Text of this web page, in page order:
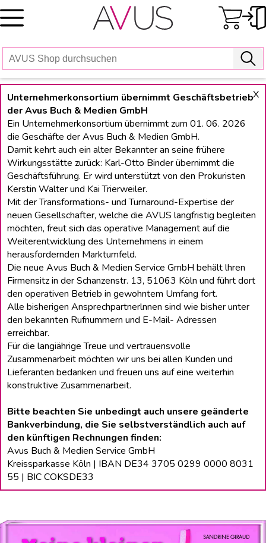
Skip
to
X
Unternehmerkonsortium übernimmt Geschäftsbetrieb
der Avus Buch & Medien GmbH
Ein Unternehmerkonsortium übernimmt zum 01. 06. 2026
die Geschäfte der Avus Buch & Medien GmbH.
Damit kehrt auch ein alter Bekannter an seine frühere
Wirkungsstätte zurück: Karl-Otto Binder übernimmt die
Geschäftsführung. Er wird unterstützt von den Prokuristen
Kerstin Walter und Kai Trierweiler.
Mit der Transformations- und Turnaround-Expertise der
neuen Gesellschafter, welche die AVUS langfristig begleiten
möchten, freut sich das operative Management auf die
Weiterentwicklung des Unternehmens in einem
herausfordernden Marktumfeld.
Die neue Avus Buch & Medien Service GmbH behält lhren
Firmensitz in der Schanzenstr. 13, 51063 Köln und führt dort
den operativen Betrieb in gewohntem Umfang fort.
Alle bisherigen Ansprechpartnerlnnen sind wie bisher unter
den bekannten Rufnummern und E-Mail- Adressen
erreichbar.
Für die langiährige Treue und vertrauensvolle
Zusammenarbeit möchten wir uns bei allen Kunden und
Lieferanten bedanken und freuen uns auf eine weiterhin
konstruktive Zusammenarbeit.
Bitte beachten Sie unbedingt auch unsere geänderte
Bankverbindung, die Sie selbstverständlich auch auf
den künftigen Rechnungen finden:
Avus Buch & Medien Service GmbH
Kreissparkasse Köln | IBAN DE34 3705 0299 0000 8031
55 | BIC COKSDE33